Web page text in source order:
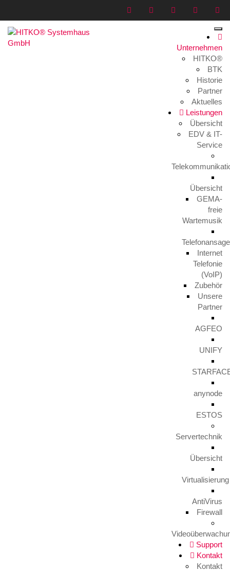
Unternehmen
HITKO®
BTK
Historie
Partner
Aktuelles
Leistungen
Übersicht
EDV & IT-
Service
Übersicht
GEMA-
freie
Wartemusik
Internet
Telefonie
(VoIP)
Zubehör
Unsere
Partner
AGFEO
UNIFY
anynode
ESTOS
Servertechnik
Übersicht
Virtualisierung
AntiVirus
Firewall
Support
Kontakt
Kontakt